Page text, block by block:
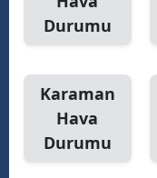
Durumu
Karaman
Hava
Durumu